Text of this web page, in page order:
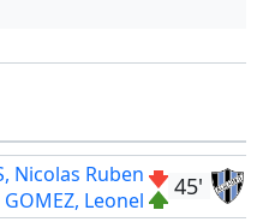
45'
Nicolas Ruben
GOMEZ, Leonel